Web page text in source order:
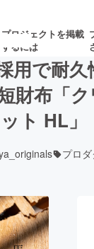
プロジェクトを掲載
するには
新着プロ 募集終了
ガジェット
用で耐久
財布「
ト HL」
プロダ